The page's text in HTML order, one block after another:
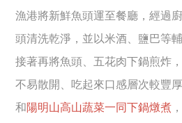
漁港將新鮮魚頭運至餐廳，經過
頭清洗乾淨，並以米酒、鹽巴等
接著再將魚頭、五花肉下鍋煎炸
不易散開、吃起來口感層次較豐
和陽明山高山蔬菜一同下鍋燉煮